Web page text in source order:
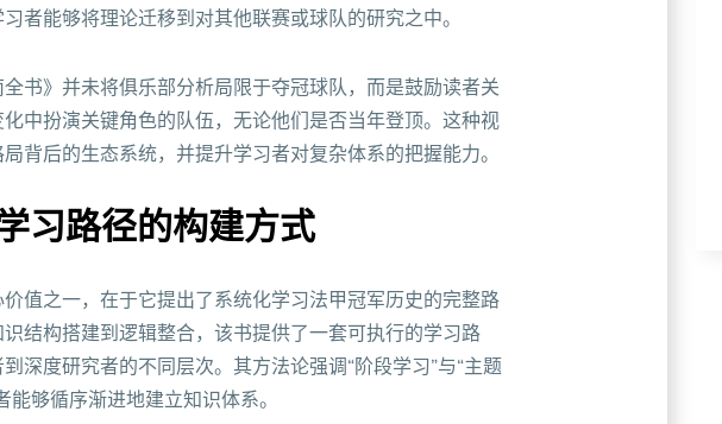
者能够将理论迁移到对其他联赛或球队的研究之中。
书》并未将俱乐部分析局限于夺冠球队，而是鼓励读者关
中扮演关键角色的队伍，无论他们是否当年登顶。这种视
背后的生态系统，并提升学习者对复杂体系的把握能力。
习路径的构建方式
价值之一，在于它提出了系统化学习法甲冠军历史的完整路
结构搭建到逻辑整合，该书提供了一套可执行的学习路
深度研究者的不同层次。其方法论强调“阶段学习”与“主题
能够循序渐进地建立知识体系。